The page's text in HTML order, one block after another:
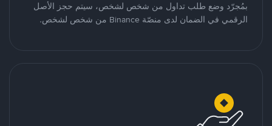
بمُجرّد وضع طلب تداول من شخص لشخص، سيتم حجز الأصل
الرقمي في الضمان لدى منصّة Binance من شخص لشخص.